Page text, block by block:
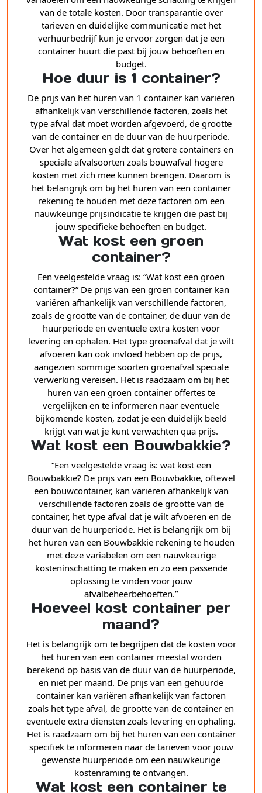
van de totale kosten. Door transparantie over
tarieven en duidelijke communicatie met het
verhuurbedrijf kun je ervoor zorgen dat je een
container huurt die past bij jouw behoeften en
budget.
Hoe duur is 1 container?
De prijs van het huren van 1 container kan variëren
afhankelijk van verschillende factoren, zoals het
type afval dat moet worden afgevoerd, de grootte
van de container en de duur van de huurperiode.
Over het algemeen geldt dat grotere containers en
speciale afvalsoorten zoals bouwafval hogere
kosten met zich mee kunnen brengen. Daarom is
het belangrijk om bij het huren van een container
rekening te houden met deze factoren om een
nauwkeurige prijsindicatie te krijgen die past bij
jouw specifieke behoeften en budget.
Wat kost een groen
container?
Een veelgestelde vraag is: “Wat kost een groen
container?” De prijs van een groen container kan
variëren afhankelijk van verschillende factoren,
zoals de grootte van de container, de duur van de
huurperiode en eventuele extra kosten voor
levering en ophalen. Het type groenafval dat je wilt
afvoeren kan ook invloed hebben op de prijs,
aangezien sommige soorten groenafval speciale
verwerking vereisen. Het is raadzaam om bij het
huren van een groen container offertes te
vergelijken en te informeren naar eventuele
bijkomende kosten, zodat je een duidelijk beeld
krijgt van wat je kunt verwachten qua prijs.
Wat kost een Bouwbakkie?
“Een veelgestelde vraag is: wat kost een
Bouwbakkie? De prijs van een Bouwbakkie, oftewel
een bouwcontainer, kan variëren afhankelijk van
verschillende factoren zoals de grootte van de
container, het type afval dat je wilt afvoeren en de
duur van de huurperiode. Het is belangrijk om bij
het huren van een Bouwbakkie rekening te houden
met deze variabelen om een nauwkeurige
kosteninschatting te maken en zo een passende
oplossing te vinden voor jouw
afvalbeheerbehoeften.”
Hoeveel kost container per
maand?
Het is belangrijk om te begrijpen dat de kosten voor
het huren van een container meestal worden
berekend op basis van de duur van de huurperiode,
en niet per maand. De prijs van een gehuurde
container kan variëren afhankelijk van factoren
zoals het type afval, de grootte van de container en
eventuele extra diensten zoals levering en ophaling.
Het is raadzaam om bij het huren van een container
specifiek te informeren naar de tarieven voor jouw
gewenste huurperiode om een nauwkeurige
kostenraming te ontvangen.
Wat kost een container te